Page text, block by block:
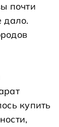
почти
дало.
купить